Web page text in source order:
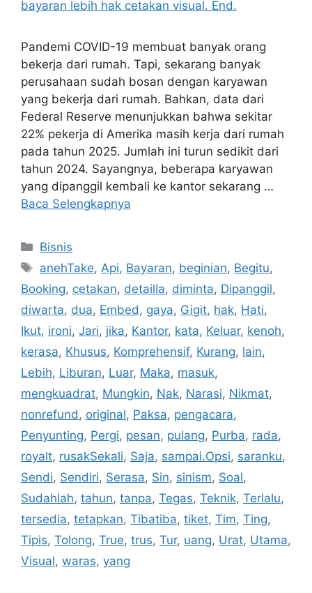
Pandemi COVID-19 membuat banyak orang
bekerja dari rumah. Tapi, sekarang banyak
perusahaan sudah bosan dengan karyawan
yang bekerja dari rumah. Bahkan, data dari
Federal Reserve menunjukkan bahwa sekitar
22% pekerja di Amerika masih kerja dari rumah
pada tahun 2025. Jumlah ini turun sedikit dari
tahun 2024. Sayangnya, beberapa karyawan
yang dipanggil kembali ke kantor sekarang …
Baca Selengkapnya
Kategori
Bisnis
Tag
anehTake, Api, Bayaran, beginian, Begitu,
Booking, cetakan, detailIa, diminta, Dipanggil,
diwarta, dua, Embed , gaya, Gigit, hak, Hati,
Ikut, ironi, Jari, jika, Kantor, kata, Keluar, kenoh,
kerasa, Khusus, Komprehensif, Kurang, lain,
Lebih, Liburan, Luar, Maka, masuk,
mengkuadrat, Mungkin, Nak, Narasi, Nikmat,
nonrefund , original, Paksa, pengacara,
Penyunting, Pergi, pesan, pulang, Purba, rada,
royalt, rusakSekali, Saja, sampai.Opsi, saranku,
Sendi, Sendiri, Serasa, Sin, sinism, Soal,
Sudahlah, tahun, tanpa, Tegas, Teknik, Terlalu,
tersedia, tetapkan, Tibatiba, tiket, Tim, Ting,
Tipis, Tolong, True, trus, Tur, uang, Urat, Utama,
Visual, waras, yang